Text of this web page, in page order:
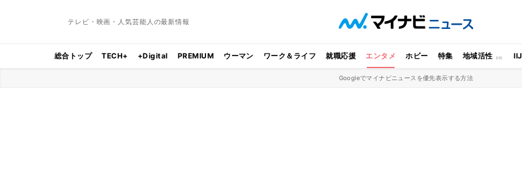
テレビ・映画・人気芸能人の最新情報
総合トップ TECH+ +Digital PREMIUM ウーマン ワーク＆ライフ 就職応援 エンタメ ホビー 特集 地域活性 IIJ
Googleでマイナビニュースを優先表示する方法